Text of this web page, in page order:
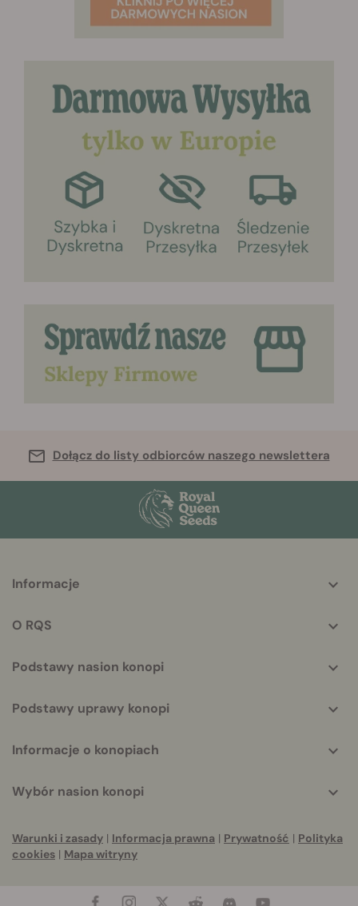
Dołącz do listy odbiorców naszego newslettera
helpful
Informacje
O RQS
Podstawy nasion konopi
Podstawy uprawy konopi
Informacje o konopiach
Wybór nasion konopi
Warunki i zasady | Informacja prawna | Prywatność | Polityka
cookies | Mapa witryny